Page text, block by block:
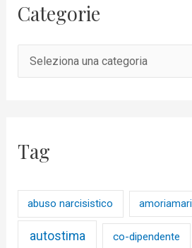
Categorie
Tag
abuso narcisistico amoriamari
autostima co-dipendente